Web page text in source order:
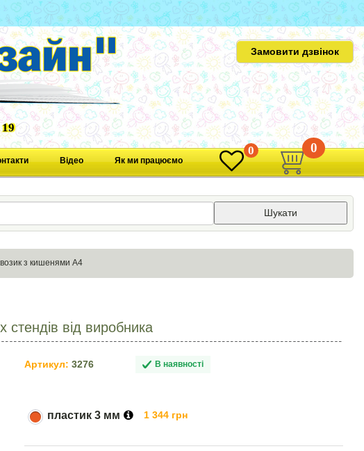
Замовити дзвінок
Відео Як ми працюємо
0 0
Шукати
з кишенями А4
стендів від виробника
Артикул: 3276 В наявності
пластик 3 мм 1 344 грн